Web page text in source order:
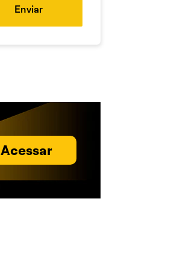
Enviar
Acessar